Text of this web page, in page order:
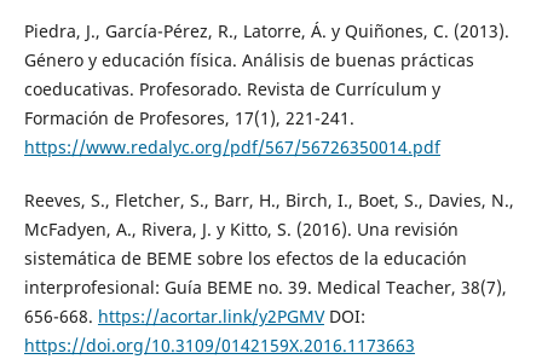
Piedra, J., García-Pérez, R., Latorre, Á. y Quiñones, C. (2013).
Género y educación física. Análisis de buenas prácticas
coeducativas. Profesorado. Revista de Currículum y
Formación de Profesores, 17(1), 221-241.
https://www.redalyc.org/pdf/567/56726350014.pdf
Reeves, S., Fletcher, S., Barr, H., Birch, I., Boet, S., Davies, N.,
McFadyen, A., Rivera, J. y Kitto, S. (2016). Una revisión
sistemática de BEME sobre los efectos de la educación
interprofesional: Guía BEME no. 39. Medical Teacher, 38(7),
656-668. https://acortar.link/y2PGMVDOI:
https://doi.org/10.3109/0142159X.2016.1173663